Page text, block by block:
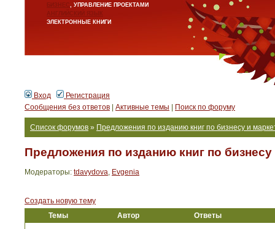
БИЗНЕС, УПРАВЛЕНИЕ ПРОЕКТАМИ
АНГЛИЙСКИЙ ЯЗЫК
ЭЛЕКТРОННЫЕ КНИГИ
Вход
Регистрация
Сообщения без ответов
Активные темы Поиск по форуму
Список форумов » Предложения по изданию книг по бизнесу и
Предложения по изданию книг по бизнесу
Модераторы: tdavydova, Evgenia
Создать новую тему
Темы
Автор Ответы